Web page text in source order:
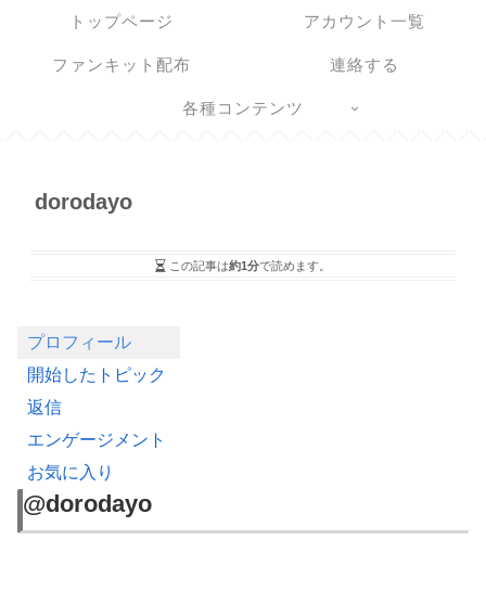
トップページ アカウント一覧
ファンキット配布 連絡する
各種コンテンツ
dorodayo
この記事は約1分で読めます。
プロフィール
開始したトピック
返信
エンゲージメント
お気に入り
@dorodayo